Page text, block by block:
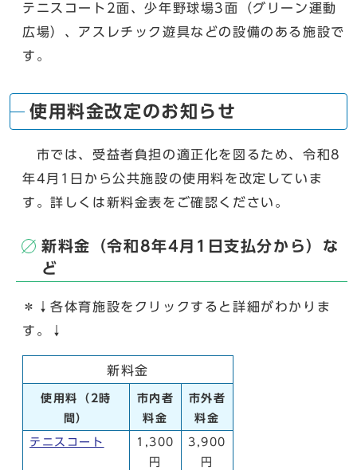
テニスコート2面、少年野球場3面（グリーン運動
広場）、アスレチック遊具などの設備のある施設で
す。
使⽤料⾦改定のお知らせ
市では、受益者負担の適正化を図るため、令和8
年4月1日から公共施設の使用料を改定していま
す。詳しくは新料金表をご確認ください。
新料⾦（令和8年4⽉1⽇⽀払分から）な
ど
＊↓各体育施設をクリックすると詳細がわかりま
す。↓
新料⾦
使用料（2時
間）
市内者
料金
市外者
料金
テニスコート
1,300
円
3,900
円